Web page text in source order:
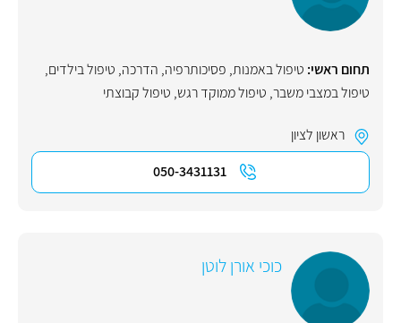
תחום ראשי: טיפול באמנות, פסיכותרפיה, הדרכה, טיפול בילדים,
טיפול במצבי משבר, טיפול ממוקד רגש, טיפול קבוצתי
ראשון לציון
050-3431131
כוכי אורן לוטן